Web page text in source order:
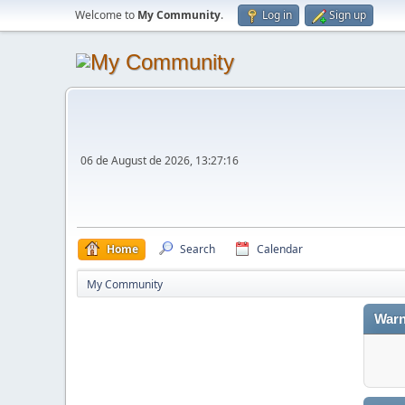
Welcome to My Community. Log in Sign up
06 de August de 2026, 13:27:16
Home Search Calendar
My Community